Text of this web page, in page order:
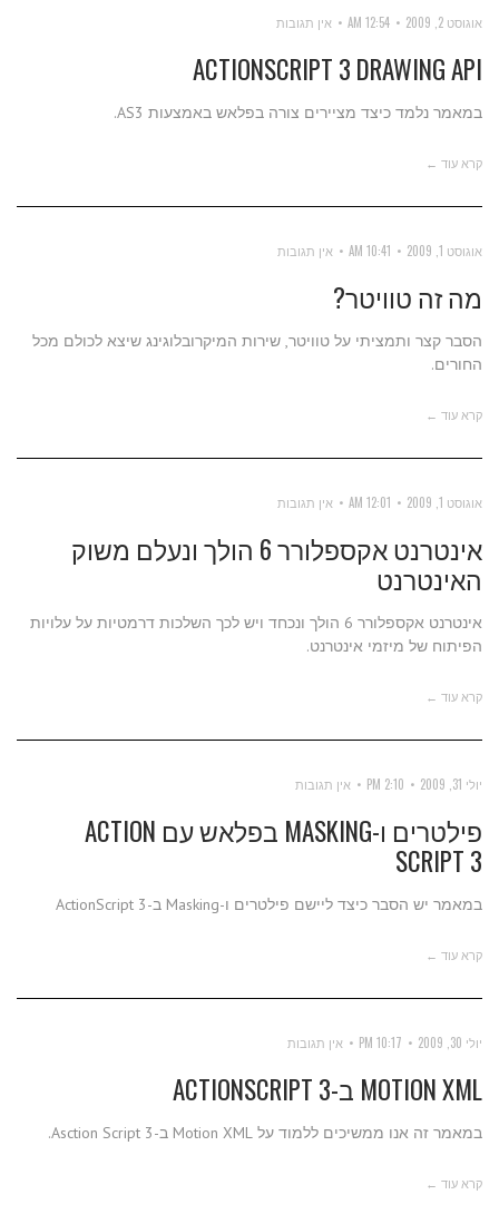
אוגוסט 2, 2009 12:54 AM אין תגובות
ACTIONSCRIPT 3 DRAWING API
במאמר נלמד כיצד מציירים צורה בפלאש באמצעות AS3.
קרא עוד ←
אוגוסט 1, 2009 10:41 AM אין תגובות
מה זה טוויטר?
הסבר קצר ותמציתי על טוויטר, שירות המיקרובלוגינג שיצא לכולם מכל
החורים.
קרא עוד ←
אוגוסט 1, 2009 12:01 AM אין תגובות
אינטרנט אקספלורר 6 הולך ונעלם משוק
האינטרנט
אינטרנט אקספלורר 6 הולך ונכחד ויש לכך השלכות דרמטיות על עלויות
הפיתוח של מיזמי אינטרנט.
קרא עוד ←
יולי 31, 2009 2:10 PM אין תגובות
פילטרים ו-MASKING בפלאש עם ACTION
SCRIPT 3
במאמר יש הסבר כיצד ליישם פילטרים ו-Masking ב-ActionScript 3
קרא עוד ←
יולי 30, 2009 10:17 PM אין תגובות
MOTION XML ב-ACTIONSCRIPT 3
במאמר זה אנו ממשיכים ללמוד על Motion XML ב-Asction Script 3.
קרא עוד ←